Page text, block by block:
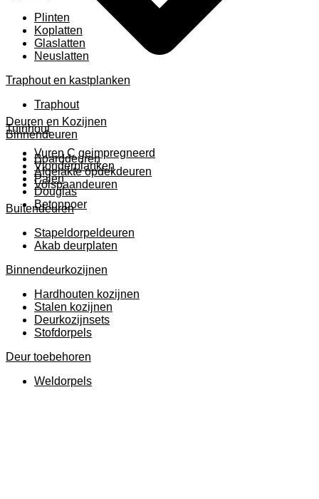
Plinten
Koplatten
Glaslatten
Neuslatten
Traphout en kastplanken
Traphout
Tuinhout
Vuren C geimpregneerd
Vlonderplanken
Palen
Douglas
Betonpoer
Deuren en Kozijnen
Binnendeuren
Boarddeuren
Afgelakte opdekdeuren
Volspaandeuren
Buitendeuren
Stapeldorpeldeuren
Akab deurplaten
Binnendeurkozijnen
Hardhouten kozijnen
Stalen kozijnen
Deurkozijnsets
Stofdorpels
Deur toebehoren
Weldorpels